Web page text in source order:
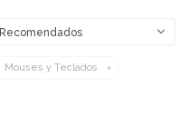
Recomendados
Mouses y Teclados